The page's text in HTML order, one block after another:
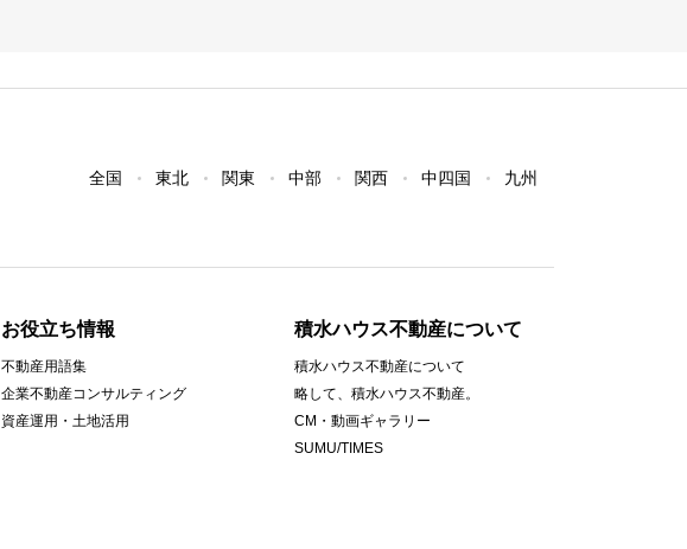
全国 東北 関東 中部 関西 中四国 九州
お役立ち情報
不動産用語集
企業不動産コンサルティング
資産運用・土地活用
積水ハウス不動産について
積水ハウス不動産について
略して、積水ハウス不動産。
CM・動画ギャラリー
SUMU/TIMES